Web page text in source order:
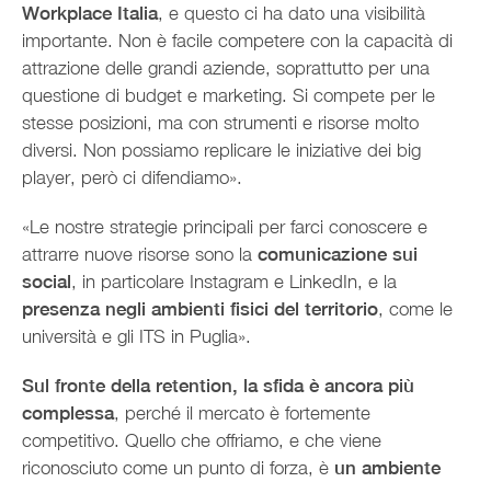
Workplace Italia, e questo ci ha dato una visibilità
importante. Non è facile competere con la capacità di
attrazione delle grandi aziende, soprattutto per una
questione di budget e marketing. Si compete per le
stesse posizioni, ma con strumenti e risorse molto
diversi. Non possiamo replicare le iniziative dei big
player, però ci difendiamo».
«Le nostre strategie principali per farci conoscere e
attrarre nuove risorse sono la comunicazione sui
social, in particolare Instagram e LinkedIn, e la
presenza negli ambienti fisici del territorio, come le
università e gli ITS in Puglia».
Sul fronte della retention, la sfida è ancora più
complessa, perché il mercato è fortemente
competitivo. Quello che offriamo, e che viene
riconosciuto come un punto di forza, è un ambiente